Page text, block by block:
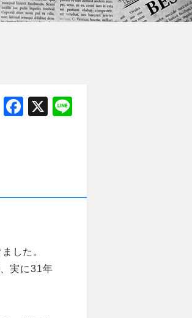
F
o
k
X
した。
実に31年